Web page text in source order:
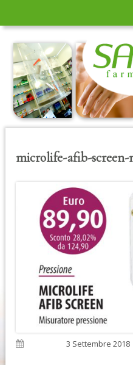
contenuto
principale
microlife-afib-screen-
Pubblicato3 Settembre 2018